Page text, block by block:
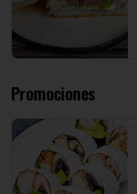
Promociones